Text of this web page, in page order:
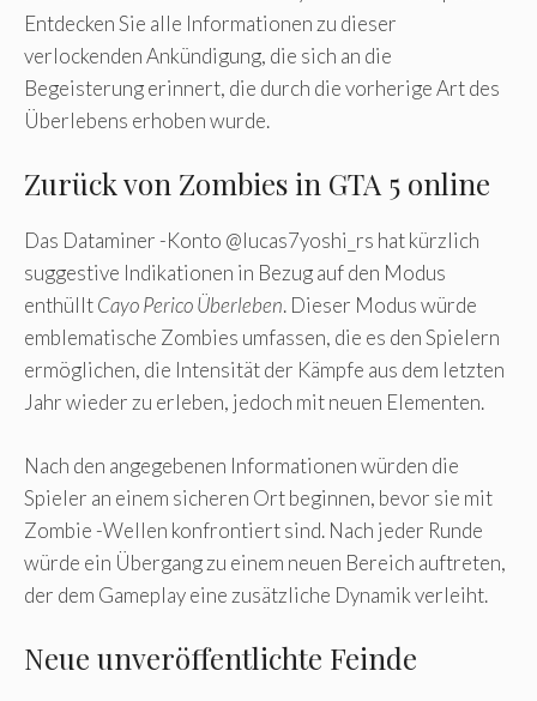
Entdecken Sie alle Informationen zu dieser
verlockenden Ankündigung, die sich an die
Begeisterung erinnert, die durch die vorherige Art des
Überlebens erhoben wurde.
Zurück von Zombies in GTA 5 online
Das Dataminer -Konto @lucas7yoshi_rs hat kürzlich
suggestive Indikationen in Bezug auf den Modus
enthülltCayo Perico Überleben. Dieser Modus würde
emblematische Zombies umfassen, die es den Spielern
ermöglichen, die Intensität der Kämpfe aus dem letzten
Jahr wieder zu erleben, jedoch mit neuen Elementen.
Nach den angegebenen Informationen würden die
Spieler an einem sicheren Ort beginnen, bevor sie mit
Zombie -Wellen konfrontiert sind. Nach jeder Runde
würde ein Übergang zu einem neuen Bereich auftreten,
der dem Gameplay eine zusätzliche Dynamik verleiht.
Neue unveröffentlichte Feinde